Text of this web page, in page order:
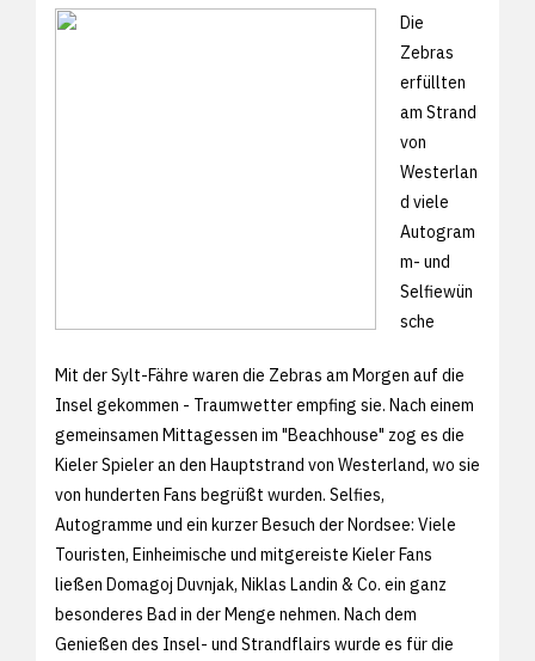
Die
Zebras
erfüllten
am Strand
von
Westerlan
d viele
Autogram
m- und
Selfiewün
sche
Mit der Sylt-Fähre waren die Zebras am Morgen auf die
Insel gekommen - Traumwetter empfing sie. Nach einem
gemeinsamen Mittagessen im "Beachhouse" zog es die
Kieler Spieler an den Hauptstrand von Westerland, wo sie
von hunderten Fans begrüßt wurden. Selfies,
Autogramme und ein kurzer Besuch der Nordsee: Viele
Touristen, Einheimische und mitgereiste Kieler Fans
ließen Domagoj Duvnjak, Niklas Landin & Co. ein ganz
besonderes Bad in der Menge nehmen. Nach dem
Genießen des Insel- und Strandflairs wurde es für die